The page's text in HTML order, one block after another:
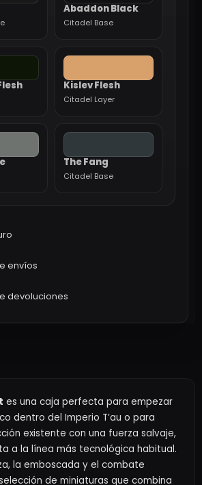
Abaddon Black
Citadel Base
Kislev Flesh
Citadel Layer
The Fang
Citadel Base
envíos
devoluciones
es una caja perfecta para empezar
dentro del Imperio T’au o para
existente con una fuerza salvaje,
a la línea más tecnológica habitual.
la emboscada y el combate
de miniaturas que combina